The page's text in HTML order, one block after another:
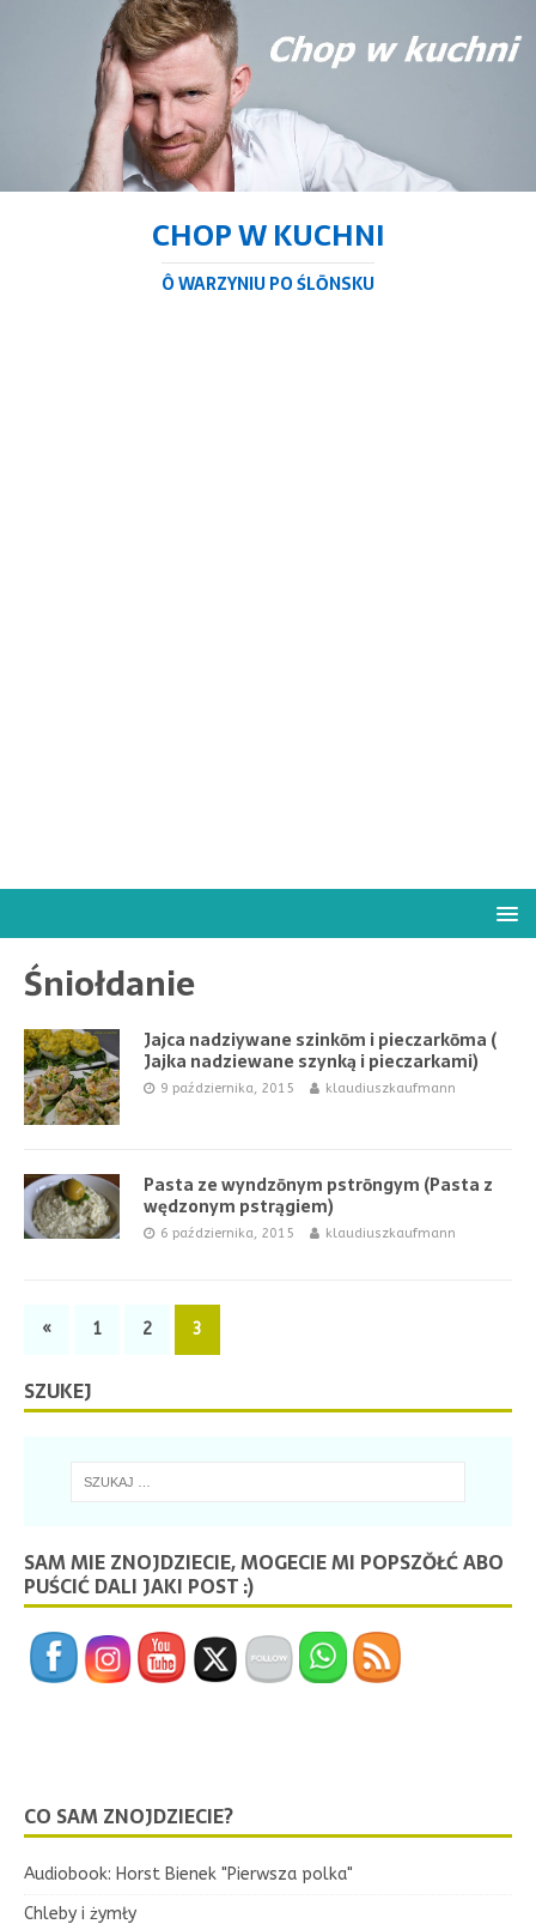
CHOP W KUCHNI
Ô WARZYNIU PO ŚLŌNSKU
Śniołdanie
Jajca nadziywane szinkōm i pieczarkōma (
Jajka nadziewane szynką i pieczarkami)
9 października, 2015 klaudiuszkaufmann
Pasta ze wyndzōnym pstrōngym (Pasta z
wędzonym pstrągiem)
6 października, 2015 klaudiuszkaufmann
« 1 2 3
SZUKEJ
SAM MIE ZNOJDZIECIE, MOGECIE MI POPSZŎŁĆ ABO
PUŚCIĆ DALI JAKI POST :)
CO SAM ZNOJDZIECIE?
Audiobook: Horst Bienek "Pierwsza polka"
Chleby i żymły